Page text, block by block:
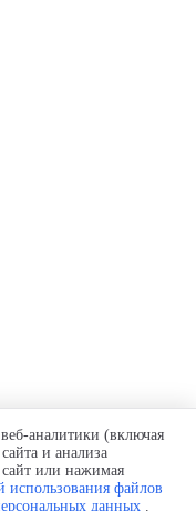
Ace)
аналитики (включая
и анализа
или нажимая
использования файлов
данных .